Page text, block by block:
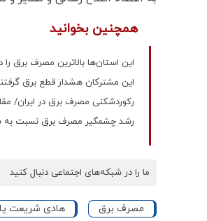
همچنین بخوانید
این استان‌ها بالاترین مصرف برق را
این مشترکان هشدار قطع برق
رکوردشکنی مصرف برق در ایران/
رشد چشمگیر مصرف برق نسبت به
ما را در شبکه‌های اجتماعی دنبال کنید
مصرف برق هادی شریعت